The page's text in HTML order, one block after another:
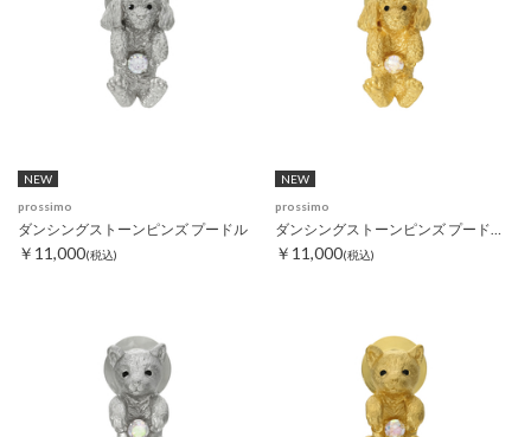
NEW
prossimo
ダンシングストーンピンズ プードル
￥11,000(税込)
NEW
prossimo
￥11,000(税込)